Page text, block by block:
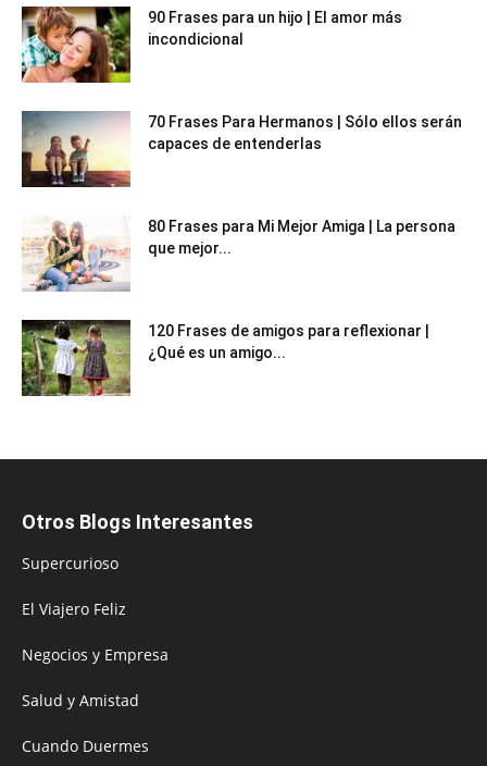
90 Frases para un hijo | El amor más
incondicional
70 Frases Para Hermanos | Sólo ellos serán
capaces de entenderlas
80 Frases para Mi Mejor Amiga | La persona
que mejor...
120 Frases de amigos para reflexionar |
¿Qué es un amigo...
Otros Blogs Interesantes
Supercurioso
El Viajero Feliz
Negocios y Empresa
Salud y Amistad
Cuando Duermes